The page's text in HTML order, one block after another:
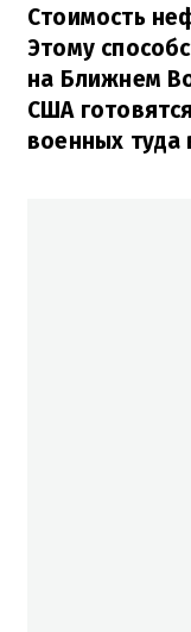
Стоимость
Этому
на Ближнем
США
военных